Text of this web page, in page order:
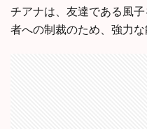
チアナは、友達である風
者への制裁のため、強力な